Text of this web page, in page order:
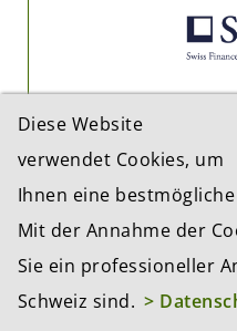
Diese Website
verwendet Cookies, um
Ihnen eine
Mit der Annahme der
Sie ein professioneller
Schweiz sind. >